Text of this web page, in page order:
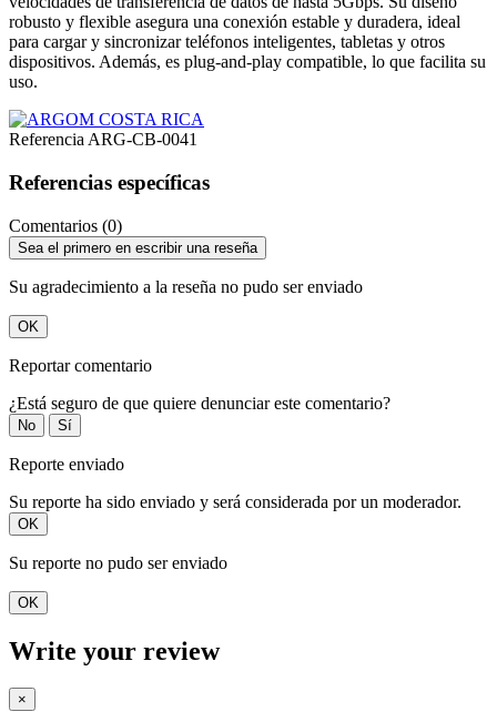
robusto y flexible asegura una conexión estable y duradera, ideal
para cargar y sincronizar teléfonos inteligentes, tabletas y otros
dispositivos. Además, es plug-and-play compatible, lo que facilita su
uso.
Referencia ARG-CB-0041
Referencias específicas
Comentarios (0)
Sea el primero en escribir una reseña
Su agradecimiento a la reseña no pudo ser enviado
OK
Reportar comentario
¿Está seguro de que quiere denunciar este comentario?
No Sí
Reporte enviado
Su reporte ha sido enviado y será considerada por un moderador.
OK
Su reporte no pudo ser enviado
OK
Write your review
×